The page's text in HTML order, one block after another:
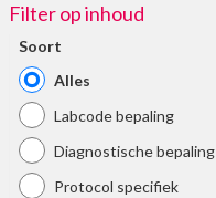
Filter op inhoud
Soort
Alles
Labcode bepaling
Diagnostische bepaling
Protocol specifiek